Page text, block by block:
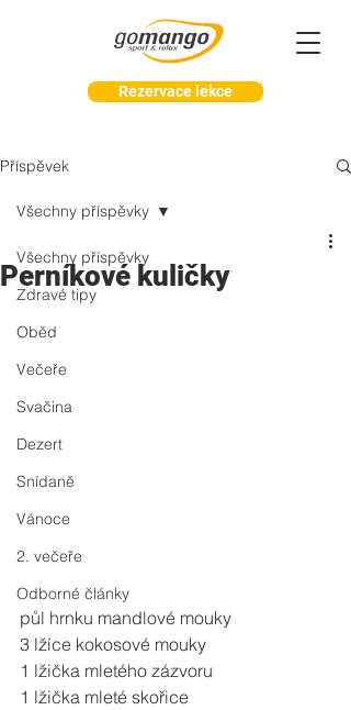
Rezervace lekce
Příspěvek
Všechny příspěvky
Zdravé tipy
Oběd
Večeře
Svačina
Dezert
Snídaně
Vánoce
2. večeře
Odborné články
Všechny příspěvky
Perníkové kuličky
půl hrnku mandlové mouky
3 lžíce kokosové mouky
1 lžička mletého zázvoru
1 lžička mleté skořice